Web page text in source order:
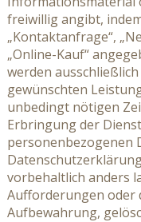
freiwillig angibt,
„Kontaktanfrage“,
„Online-Kauf“
werden
gewünschten
unbedingt nötigen
Erbringung der
personenbezogenen
vorbehaltlich anders
Aufforderungen oder
Aufbewahrung,